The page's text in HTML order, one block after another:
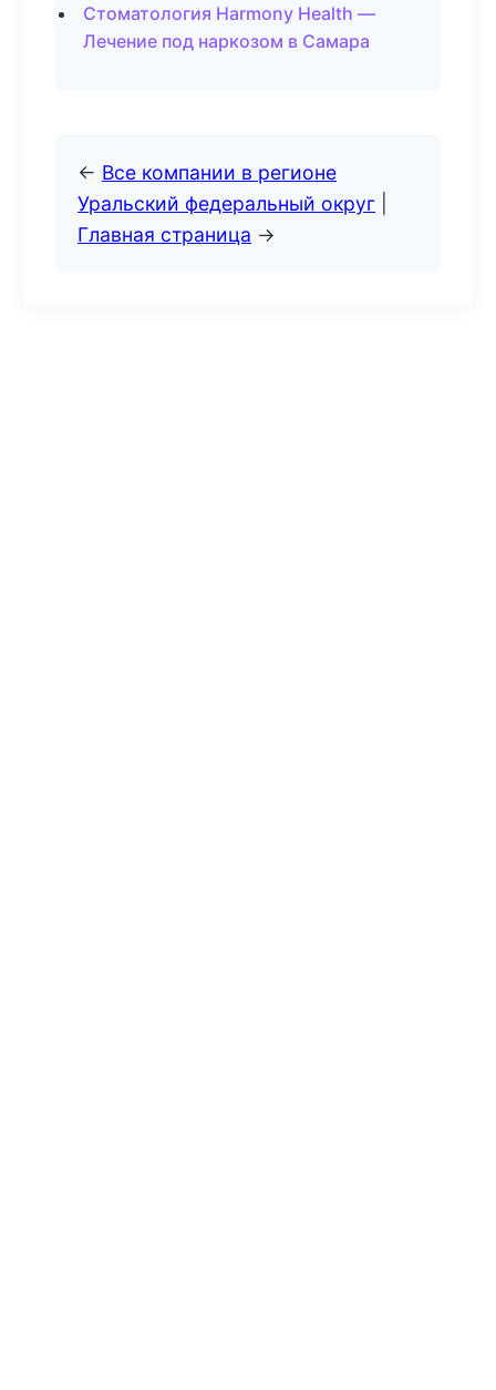
Стоматология Harmony Health —
Лечение под наркозом в Самара
← Все компании в регионе
Уральский федеральный округ
Главная страница →